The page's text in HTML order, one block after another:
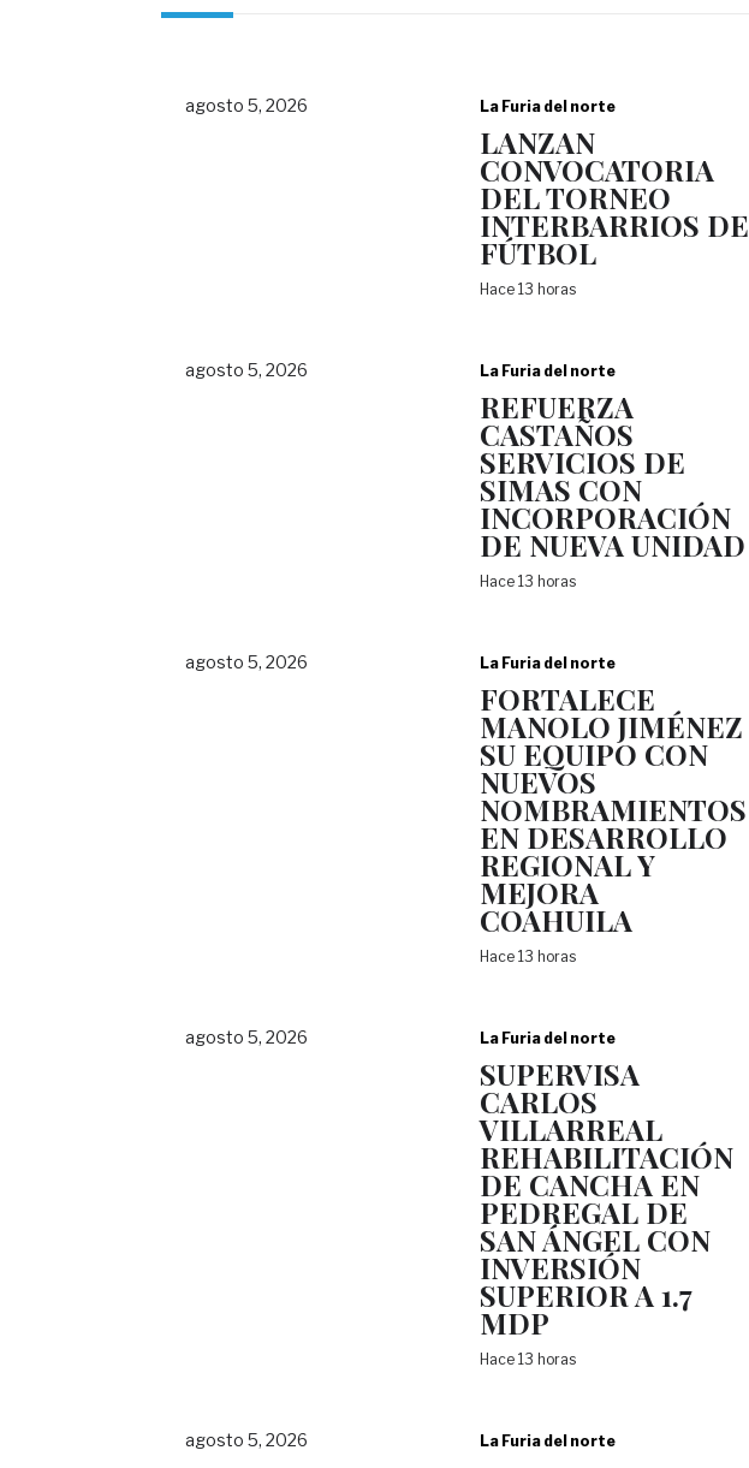
agosto 5, 2026 La Furia del norte
LANZAN
CONVOCATORIA
DEL TORNEO
INTERBARRIOS DE
FÚTBOL
Hace 13 horas
agosto 5, 2026 La Furia del norte
REFUERZA
CASTAÑOS
SERVICIOS DE
SIMAS CON
INCORPORACIÓN
DE NUEVA UNIDAD
Hace 13 horas
agosto 5, 2026 La Furia del norte
FORTALECE
MANOLO JIMÉNEZ
SU EQUIPO CON
NUEVOS
NOMBRAMIENTOS
EN DESARROLLO
REGIONAL Y
MEJORA
COAHUILA
Hace 13 horas
agosto 5, 2026 La Furia del norte
SUPERVISA
CARLOS
VILLARREAL
REHABILITACIÓN
DE CANCHA EN
PEDREGAL DE
SAN ÁNGEL CON
INVERSIÓN
SUPERIOR A 1.7
MDP
Hace 13 horas
agosto 5, 2026 La Furia del norte